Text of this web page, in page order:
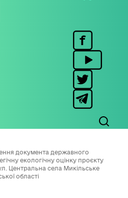
документа державного
екологічну оцінку проєкту
Центральна села Микільське
області